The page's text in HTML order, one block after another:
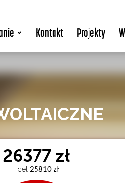
Kontakt Projekty
26377 zł
cel 25810 zł